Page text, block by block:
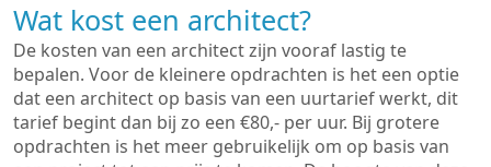
Wat kost een architect?
De kosten van een architect zijn vooraf lastig te
bepalen. Voor de kleinere opdrachten is het een optie
dat een architect op basis van een uurtarief werkt, dit
tarief begint dan bij zo een €80,- per uur. Bij grotere
opdrachten is het meer gebruikelijk om op basis van